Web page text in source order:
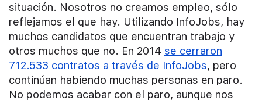
situación. Nosotros no creamos empleo, sólo
reflejamos el que hay. Utilizando InfoJobs, hay
muchos candidatos que encuentran trabajo y
otros muchos que no. En 2014 se cerraron
712.533 contratos a través de InfoJobs, pero
continúan habiendo muchas personas en paro.
No podemos acabar con el paro, aunque nos